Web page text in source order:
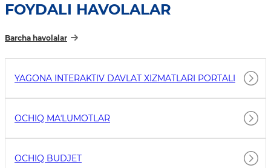
FOYDALI HAVOLALAR
Barcha havolalar
YAGONA INTERAKTIV DAVLAT XIZMATLARI PORTALI
OCHIQ MAʼLUMOTLAR
OCHIQ BUDJET